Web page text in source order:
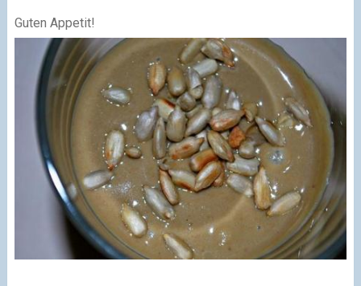
Guten Appetit!